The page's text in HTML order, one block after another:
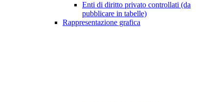
Enti di diritto privato controllati (da
pubblicare in tabelle)
Rappresentazione grafica